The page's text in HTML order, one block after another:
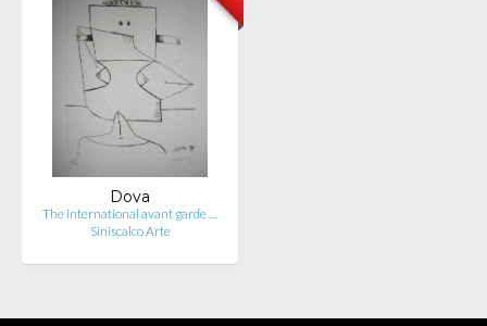
Dova
The international avant garde …
Siniscalco Arte